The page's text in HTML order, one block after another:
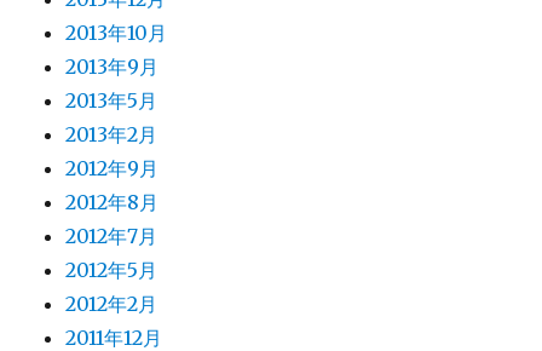
2013年10月
2013年9月
2013年5月
2013年2月
2012年9月
2012年8月
2012年7月
2012年5月
2012年2月
2011年12月